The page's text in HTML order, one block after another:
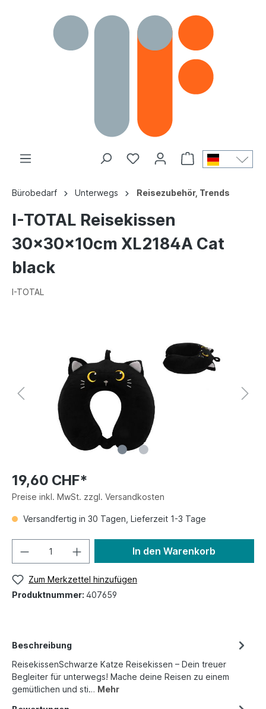
Bürobedarf Unterwegs Reisezubehör, Trends
I-TOTAL Reisekissen
30x30x10cm XL2184A Cat
black
I-TOTAL
19,60 CHF*
Preise inkl. MwSt. zzgl. Versandkosten
Versandfertig in 30 Tagen, Lieferzeit 1-3 Tage
In den Warenkorb
Zum Merkzettel hinzufügen
Produktnummer: 407659
Beschreibung
ReisekissenSchwarze Katze Reisekissen – Dein treuer
Begleiter für unterwegs! Mache deine Reisen zu einem
gemütlichen und sti… Mehr